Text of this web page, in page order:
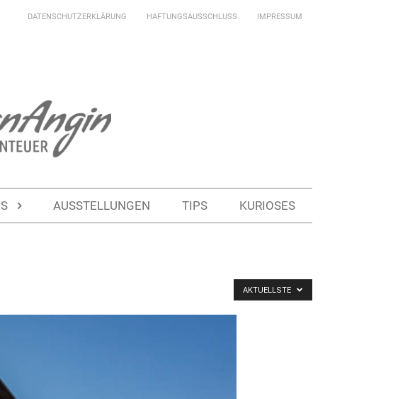
DATENSCHUTZERKLÄRUNG HAFTUNGSAUSSCHLUSS IMPRESSUM
AUSSTELLUNGEN TIPS KURIOSES
AKTUELLSTE